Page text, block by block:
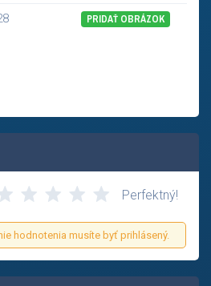
PRIDAŤ OBRÁZOK
Perfektný!
hodnotenia musíte byť prihlásený.